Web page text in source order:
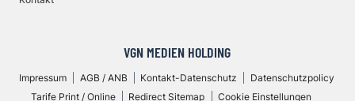
VGN MEDIEN HOLDING
Impressum AGB / ANB Kontakt-Datenschutz
Datenschutzpolicy
Tarife Print / Online
Redirect Sitemap
Cookie Einstellungen